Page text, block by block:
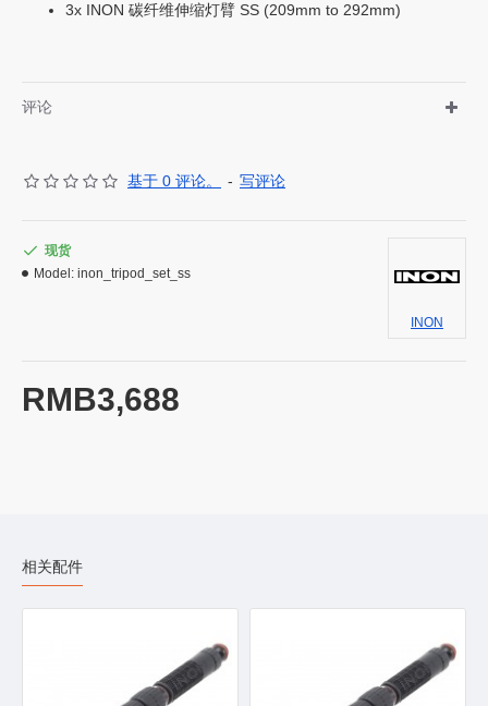
3x INON 碳纤维伸缩灯臂 SS (209mm to 292mm)
评论
基于 0 评论。 - 写评论
RMB3,688
现货
Model: inon_tripod_set_ss
INON
相关配件